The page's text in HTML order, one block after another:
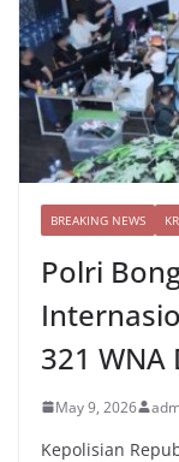
BREAKING NEWS
Polri
321
May 9, 2026
Kepolisian